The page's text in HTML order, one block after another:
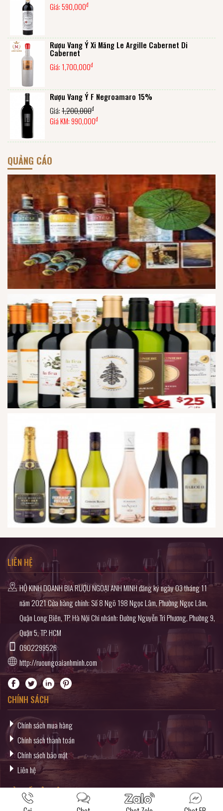
Giá:590,000đ
Rượu Vang Ý Xi Măng Le Argille Cabernet Di
Cabernet
Giá: 1,700,000đ
Rượu Vang Ý F Negroamaro 15%
Giá:1,200,000đ
Giá KM:990,000đ
QUẢNG CÁO
LIÊN HỆ
HỘ KINH DOANH BIA RƯỢU NGOẠI ANH MINH đăng ký ngày 03 tháng 11
năm 2021 Cửa hàng chính: Số 8 Ngõ 198 Ngọc Lâm, Phường Ngọc Lâm,
Quận Long Biên, TP. Hà Nội Chi nhánh: Đường Nguyễn Tri Phương, Phường 9,
Quận 5, TP. HCM
0902299526
http://ruoungoaianhminh.com
CHÍNH SÁCH
Chính sách mua hàng
Chính sách thanh toán
Chính sách bảo mật
Liên hệ
BẢN ĐỒ LIÊN HỆ